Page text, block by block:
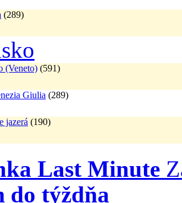
(289)
(Veneto) (591)
Giulia (289)
jazerá (190)
Last Minute
do týždňa